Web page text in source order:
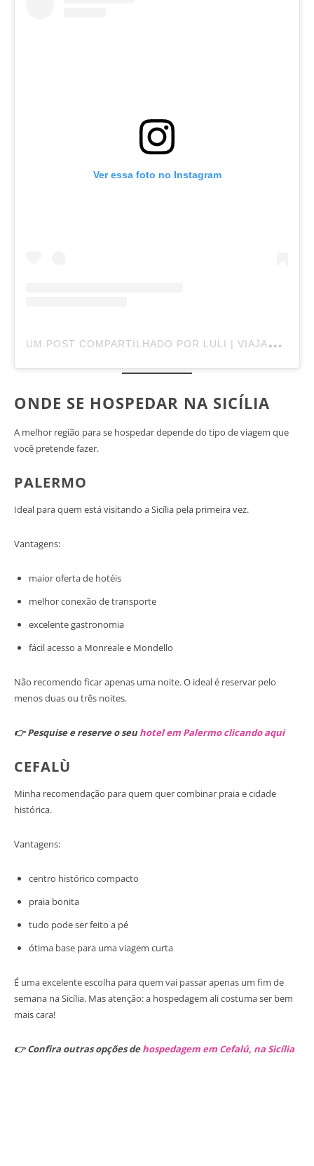
Ver essa foto no Instagram
U
M POST COMPARTILHADO POR LULI | VIAJANTE SOLO 40+ (@LULIMONTELEONE)
ONDE SE HOSPEDAR NA SICÍLIA
A melhor região para se hospedar depende do tipo de viagem que
você pretende fazer.
PALERMO
Ideal para quem está visitando a Sicília pela primeira vez.
Vantagens:
maior oferta de hotéis
melhor conexão de transporte
excelente gastronomia
fácil acesso a Monreale e Mondello
Não recomendo ficar apenas uma noite. O ideal é reservar pelo
menos duas ou três noites.
👉 Pesquise e reserve o seuhotel em Palermo clicando aqui
CEFALÙ
Minha recomendação para quem quer combinar praia e cidade
histórica.
Vantagens:
centro histórico compacto
praia bonita
tudo pode ser feito a pé
ótima base para uma viagem curta
É uma excelente escolha para quem vai passar apenas um fim de
semana na Sicília. Mas atenção: a hospedagem ali costuma ser bem
mais cara!
👉 Confira outras opções dehospedagem em Cefalú, na Sicília